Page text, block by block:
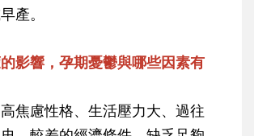
產。
影響，孕期憂鬱與哪些因素有
焦慮性格、生活壓力大、過往